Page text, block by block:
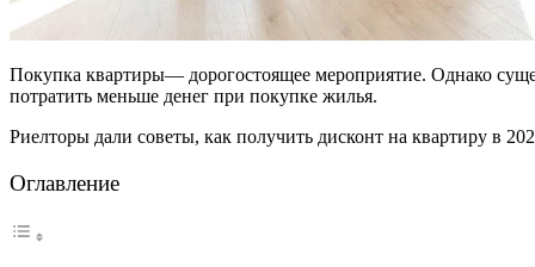
Покупка квартиры— дорогостоящее мероприятие. Однако
потратить меньше денег при покупке жилья.
Риелторы дали советы, как получить дисконт на квартиру в
Оглавление